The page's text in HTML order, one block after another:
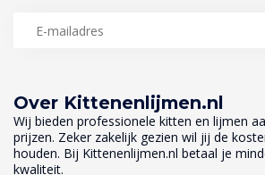
Over Kittenenlijmen.nl
Wij bieden professionele kitten en lijmen
prijzen. Zeker zakelijk gezien wil jij de
houden. Bij Kittenenlijmen.nl betaal je
kwaliteit.